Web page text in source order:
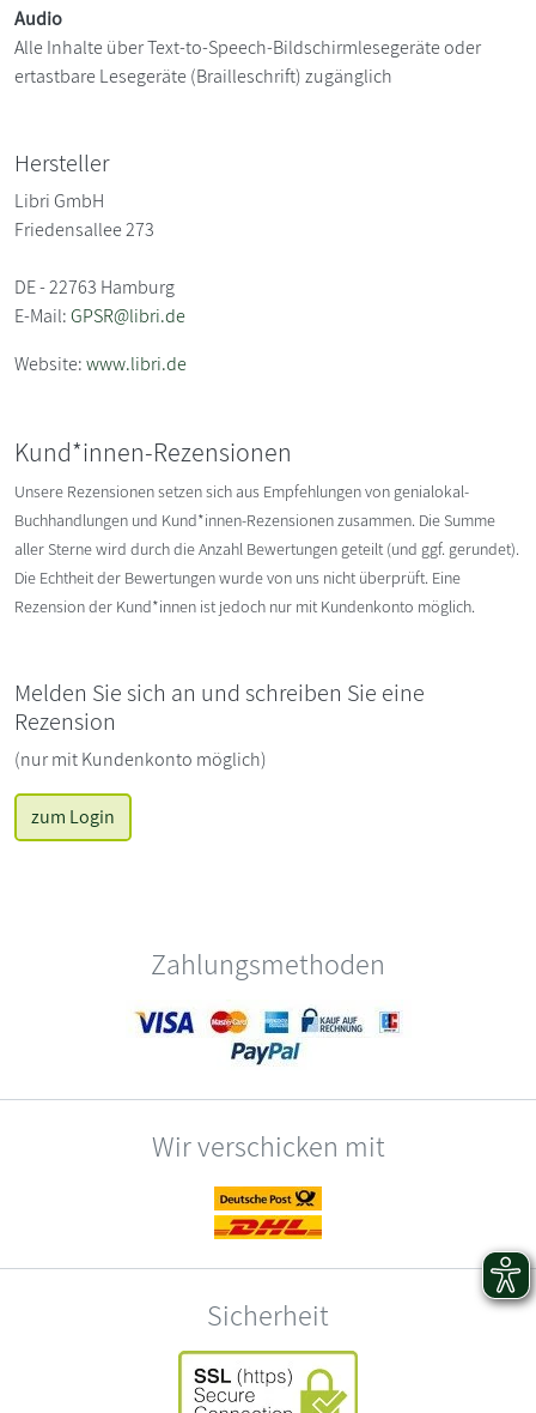
Audio
Alle Inhalte über Text-to-Speech-Bildschirmlesegeräte oder
ertastbare Lesegeräte (Brailleschrift) zugänglich
Hersteller
Libri GmbH
Friedensallee 273
DE - 22763 Hamburg
E-Mail:GPSR@libri.de
Website:www.libri.de
Kund*innen-Rezensionen
Unsere Rezensionen setzen sich aus Empfehlungen von genialokal-
Buchhandlungen und Kund*innen-Rezensionen zusammen. Die Summe
aller Sterne wird durch die Anzahl Bewertungen geteilt (und ggf. gerundet).
Die Echtheit der Bewertungen wurde von uns nicht überprüft. Eine
Rezension der Kund*innen ist jedoch nur mit Kundenkonto möglich.
Melden Sie sich an und schreiben Sie eine
Rezension
(nur mit Kundenkonto möglich)
zum Login
Zahlungsmethoden
Wir verschicken mit
Sicherheit